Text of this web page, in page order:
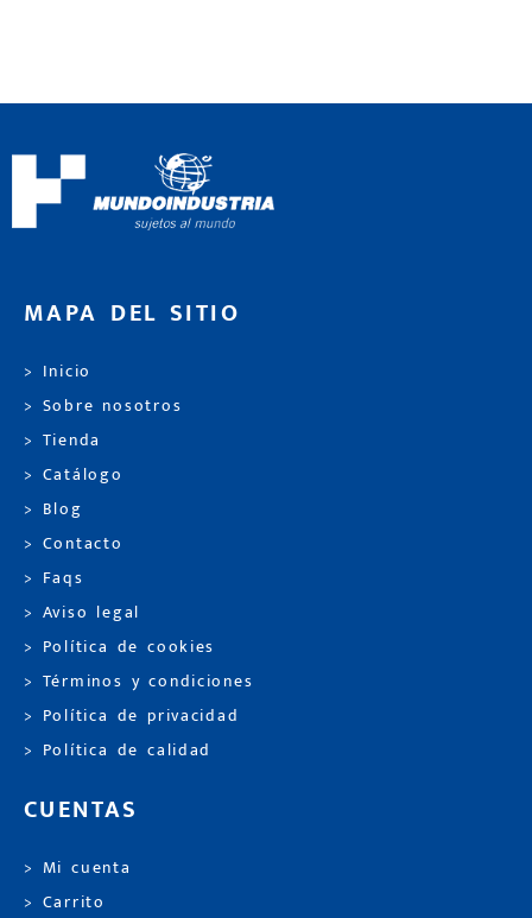
MAPA DEL SITIO
> Inicio
> Sobre nosotros
> Tienda
> Catálogo
> Blog
> Contacto
> Faqs
> Aviso legal
> Política de cookies
> Términos y condiciones
> Política de privacidad
> Política de calidad
CUENTAS
> Mi cuenta
> Carrito